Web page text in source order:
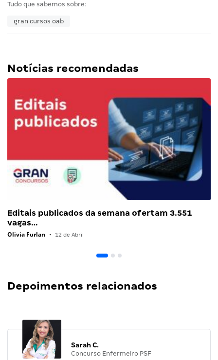
Tudo que sabemos sobre:
gran cursos oab
Notícias recomendadas
Editais publicados da semana ofertam 3.551
vagas…
Olivia Furlan • 12 de Abril
Depoimentos relacionados
Sarah C.
Concurso Enfermeiro PSF